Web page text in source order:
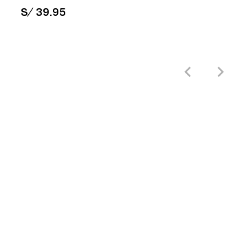
PRICE:
S/ 39.95